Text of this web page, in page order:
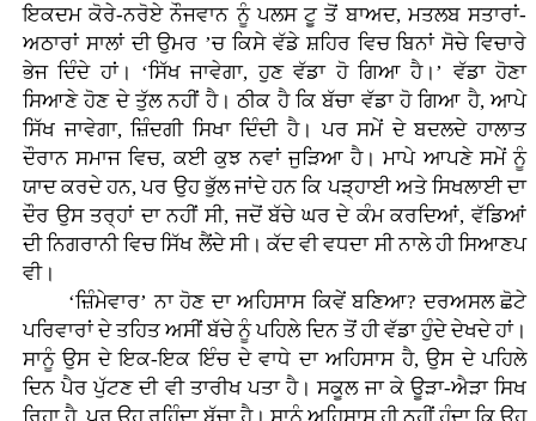
ਇਕਦਮ ਕੋਰੇ-ਨਰੋਏ ਨੌਜਵਾਨ ਨੂੰ ਪਲਸ ਟੂ ਤੋਂ ਬਾਅਦ, ਮਤਲਬ ਸਤਾਰਾਂ-
ਅਠਾਰਾਂ ਸਾਲਾਂ ਦੀ ਉਮਰ ’ਚ ਕਿਸੇ ਵੱਡੇ ਸ਼ਹਿਰ ਵਿਚ ਬਿਨਾਂ ਸੋਚੇ ਵਿਚਾਰੇ
ਭੇਜ ਦਿੰਦੇ ਹਾਂ। ‘ਸਿੱਖ ਜਾਵੇਗਾ, ਹੁਣ ਵੱਡਾ ਹੋ ਗਿਆ ਹੈ।’ ਵੱਡਾ ਹੋਣਾ
ਸਿਆਣੇ ਹੋਣ ਦੇ ਤੁੱਲ ਨਹੀਂ ਹੈ। ਠੀਕ ਹੈ ਕਿ ਬੱਚਾ ਵੱਡਾ ਹੋ ਗਿਆ ਹੈ, ਆਪੇ
ਸਿੱਖ ਜਾਵੇਗਾ, ਜ਼ਿੰਦਗੀ ਸਿਖਾ ਦਿੰਦੀ ਹੈ। ਪਰ ਸਮੇਂ ਦੇ ਬਦਲਦੇ ਹਾਲਾਤ
ਦੌਰਾਨ ਸਮਾਜ ਵਿਚ, ਕਈ ਕੁਝ ਨਵਾਂ ਜੁੜਿਆ ਹੈ। ਮਾਪੇ ਆਪਣੇ ਸਮੇਂ ਨੂੰ
ਯਾਦ ਕਰਦੇ ਹਨ, ਪਰ ਉਹ ਭੁੱਲ ਜਾਂਦੇ ਹਨ ਕਿ ਪੜ੍ਹਾਈ ਅਤੇ ਸਿਖਲਾਈ ਦਾ
ਦੌਰ ਉਸ ਤਰ੍ਹਾਂ ਦਾ ਨਹੀਂ ਸੀ, ਜਦੋਂ ਬੱਚੇ ਘਰ ਦੇ ਕੰਮ ਕਰਦਿਆਂ, ਵੱਡਿਆਂ
ਦੀ ਨਿਗਰਾਨੀ ਵਿਚ ਸਿੱਖ ਲੈਂਦੇ ਸੀ। ਕੱਦ ਵੀ ਵਧਦਾ ਸੀ ਨਾਲੇ ਹੀ ਸਿਆਣਪ
ਵੀ।
‘ਜ਼ਿੰਮੇਵਾਰ’ ਨਾ ਹੋਣ ਦਾ ਅਹਿਸਾਸ ਕਿਵੇਂ ਬਣਿਆ? ਦਰਅਸਲ ਛੋਟੇ
ਪਰਿਵਾਰਾਂ ਦੇ ਤਹਿਤ ਅਸੀਂ ਬੱਚੇ ਨੂੰ ਪਹਿਲੇ ਦਿਨ ਤੋਂ ਹੀ ਵੱਡਾ ਹੁੰਦੇ ਦੇਖਦੇ ਹਾਂ।
ਸਾਨੂੰ ਉਸ ਦੇ ਇਕ-ਇਕ ਇੰਚ ਦੇ ਵਾਧੇ ਦਾ ਅਹਿਸਾਸ ਹੈ, ਉਸ ਦੇ ਪਹਿਲੇ
ਦਿਨ ਪੈਰ ਪੁੱਟਣ ਦੀ ਵੀ ਤਾਰੀਖ ਪਤਾ ਹੈ। ਸਕੂਲ ਜਾ ਕੇ ਊੜਾ-ਐੜਾ ਸਿਖ